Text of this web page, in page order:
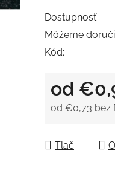
Dostupnosť
Môžeme
Kód:
od
od €0,73 bez
Tlač